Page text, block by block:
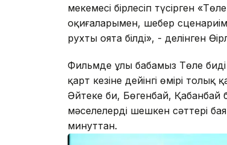
мекемесі бірлесіп түсірген
оқиғаларымен, шебер
рухты оята білді», - делінген
Фильмде ұлы бабамыз Төле
қарт кезіне дейінгі өмірі
Әйтеке би, Бөгенбай, Қабанбай
мәселелерді шешкен сәттері
минуттан.